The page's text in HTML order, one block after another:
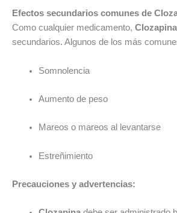
Efectos secundarios comunes de
Como cualquier medicamento, Clozapina
secundarios. Algunos de los más
Somnolencia
Aumento de peso
Mareos o mareos al levantarse
Estreñimiento
Precauciones y advertencias: